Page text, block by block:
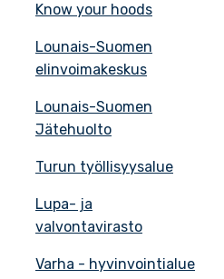
Know your hoods
Lounais-Suomen
elinvoimakeskus
Lounais-Suomen
Jätehuolto
Turun työllisyysalue
Lupa- ja
valvontavirasto
Varha - hyvinvointialue